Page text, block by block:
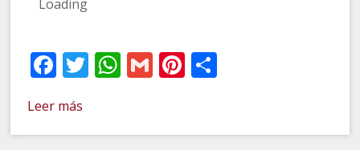
Facebook
Twitter
WhatsApp
GmailPinterest
Leer más